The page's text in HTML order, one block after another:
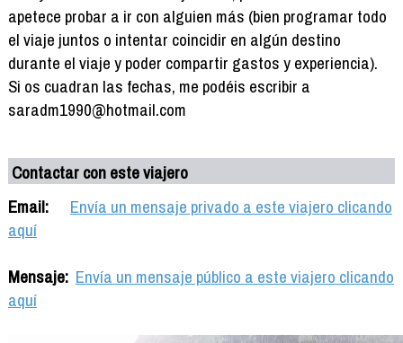
apetece probar a ir con alguien más (bien programar todo
el viaje juntos o intentar coincidir en algún destino
durante el viaje y poder compartir gastos y experiencia).
Si os cuadran las fechas, me podéis escribir a
saradm1990@hotmail.com
Contactar con este viajero
Email:
Envía un mensaje privado a este viajero clicando
aquí
Mensaje: Envía un mensaje público a este viajero clicando
aquí